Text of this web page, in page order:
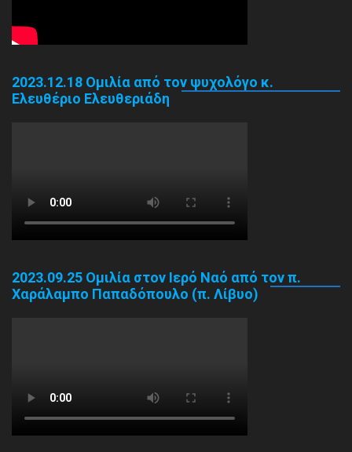
2023.12.18 Ομιλία από τον ψυχολόγο κ.
Ελευθέριο Ελευθεριάδη
2023.09.25 Ομιλία στον Ιερό Ναό από τον π.
Χαράλαμπο Παπαδόπουλο (π. Λίβυο)